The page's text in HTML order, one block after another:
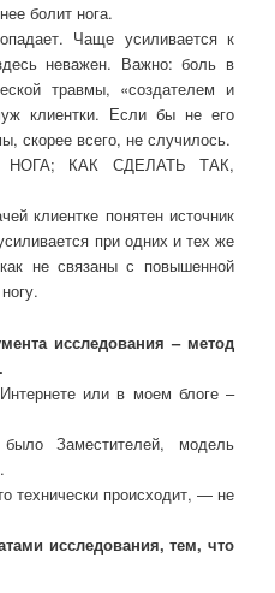
болит нога.
Чаще усиливается к
неважен. Важно: боль в
травмы, «создателем и
клиентки. Если бы не его
скорее всего, не случилось.
КАК СДЕЛАТЬ ТАК,
клиентке понятен источник
при одних и тех же
не связаны с повышенной
исследования – метод
или в моем блоге –
Заместителей, модель
технически происходит, — не
исследования, тем, что